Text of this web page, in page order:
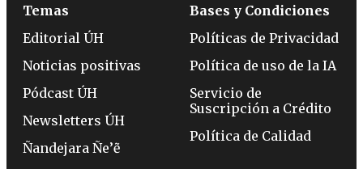
Temas
Editorial ÚH
Noticias positivas
Pódcast ÚH
Newsletters ÚH
Ñandejara Ñe’ẽ
Bases y Condiciones
Políticas de Privacidad
Política de uso de la IA
Servicio de
Suscripción a Crédito
Política de Calidad